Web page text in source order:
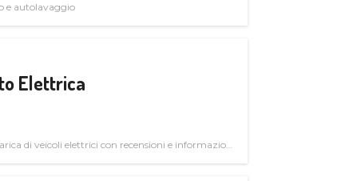
e autolavaggio
Elettrica
di veicoli elettrici con recensioni e informazioni